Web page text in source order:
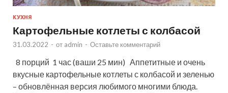
КУХНЯ
Картофельные котлеты с колбасой
31.03.2022 - от admin - Оставьте комментарий
8 порций 1 час (ваши 25 мин) Аппетитные и очень
вкусные картофельные котлеты с колбасой и зеленью
– обновлённая версия любимого многими блюда.